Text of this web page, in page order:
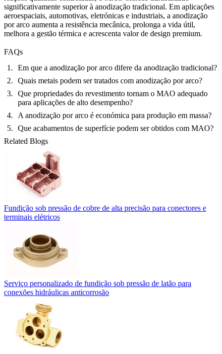
significativamente superior à anodização tradicional. Em aplicações
aeroespaciais, automotivas, eletrónicas e industriais, a anodização
por arco aumenta a resistência mecânica, prolonga a vida útil,
melhora a gestão térmica e acrescenta valor de design premium.
FAQs
Em que a anodização por arco difere da anodização tradicional?
Quais metais podem ser tratados com anodização por arco?
Que propriedades do revestimento tornam o MAO adequado
para aplicações de alto desempenho?
A anodização por arco é económica para produção em massa?
Que acabamentos de superfície podem ser obtidos com MAO?
Related Blogs
Fundição sob pressão de cobre de alta precisão para conectores e
terminais elétricos
Serviço personalizado de fundição sob pressão de latão para
conexões hidráulicas anticorrosão